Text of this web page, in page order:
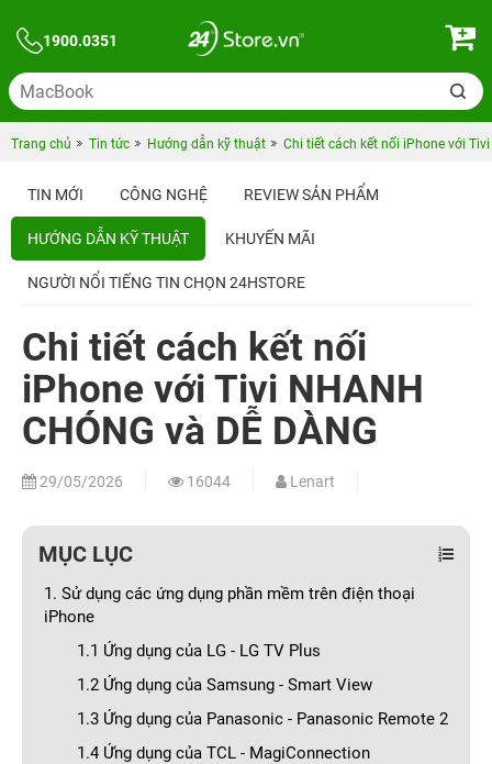
1900.0351
Trang chủ Tin tức Hướng dẫn kỹ thuật Chi tiết cách kết nối iPhone với Tivi
TIN MỚI CÔNG NGHỆ REVIEW SẢN PHẨM
HƯỚNG DẪN KỸ THUẬT KHUYẾN MÃI
NGƯỜI NỔI TIẾNG TIN CHỌN 24HSTORE
Chi tiết cách kết nối
iPhone với Tivi NHANH
CHÓNG và DỄ DÀNG
29/05/2026 16044 Lenart
MỤC LỤC
1. Sử dụng các ứng dụng phần mềm trên điện thoại
iPhone
1.1 Ứng dụng của LG - LG TV Plus
1.2 Ứng dụng của Samsung - Smart View
1.3 Ứng dụng của Panasonic - Panasonic Remote 2
1.4 Ứng dụng của TCL - MagiConnection